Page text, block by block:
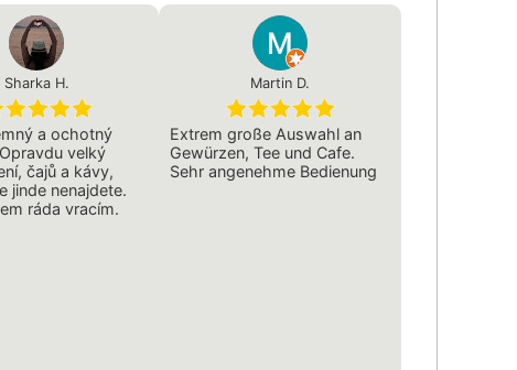
Sharka H.
a ochotný
velký
čajů a kávy,
jinde nenajdete.
ráda vracím.
Martin D.
Extrem große Auswahl an
Gewürzen, Tee und Cafe.
Sehr angenehme Bedienung